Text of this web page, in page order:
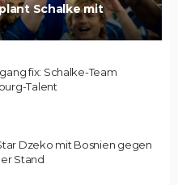
Schalke mit
fix: Schalke-Team
Talent
Dzeko mit Bosnien gegen
Stand